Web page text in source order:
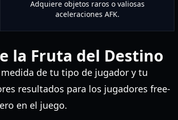
Adquiere objetos raros o valiosas
aceleraciones AFK.
la Fruta del Destino
de tu tipo de jugador y tu
resultados para los jugadores free-
en el juego.